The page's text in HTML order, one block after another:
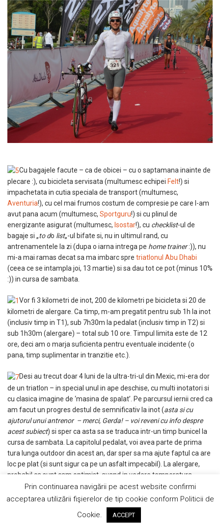
Cu bagajele facute – ca de obicei – cu o saptamana inainte de
plecare :), cu bicicleta servisata (multumesc echipei Felt!) si
impachetata in cutia speciala de transport (multumesc,
Aventuria!), cu cel mai frumos costum de compresie pe care l-am
avut pana acum (multumesc, Sportguru!) si cu plinul de
energizante asigurat (multumesc, Isostar!), cu checklist-ul de
bagaje si „to do list„-ul bifate si, nu in ultimul rand, cu
antrenamentele la zi (dupa o iarna intrega pe home trainer:)), nu
mi-a mai ramas decat sa ma imbarc spre triatlonul Abu Dhabi
(ceea ce se intampla joi, 13 martie) si sa dau tot ce pot (minus 10%
:)) in cursa de sambata.
Vor fi 3 kilometri de inot, 200 de kilometri pe bicicleta si 20 de
kilometri de alergare. Ca timp, m-am pregatit pentru sub 1h la inot
(inclusiv timp in T1), sub 7h30m la pedalat (inclusiv timp in T2) si
sub 1h30m (alergare) – total sub 10 ore. Timpul limita este de 12
ore, deci am o marja suficienta pentru eventuale incidente (o
pana, timp suplimentar in tranzitie etc.).
Desi au trecut doar 4 luni de la ultra-tri-ul din Mexic, mi-era dor
de un triatlon – in special unul in ape deschise, cu multi inotatori si
cu clasica imagine de ‘masina de spalat’. Pe parcursul iernii cred ca
am facut un progres destul de semnificativ la inot (asta si cu
ajutorul unui antrenor – merci, Gerda! – voi reveni cu info despre
acest subiect) si sper ca asta sa se traduca intr-un timp bunicel la
cursa de sambata. La capitolul pedalat, voi avea parte de prima
tura lunga outdoor din acest an, dar sper sa ma ajute faptul ca are
loc pe plat (si sunt sigur ca pe un asfalt impecabil). La alergare,
probabil ca sunt cam optimist, avand in vedere temperatura
ridicata si oboseala cumulata la proba de pedalat, dar…vom vedea
! 🙂
Prin continuarea navigării pe acest website confirmi
acceptarea utilizării fişierelor de tip cookie conform Politicii de
Cookie.
ACCEPT